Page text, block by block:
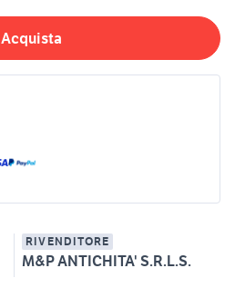
Acquista
RIVENDITORE
M&P ANTICHITA' S.R.L.S.